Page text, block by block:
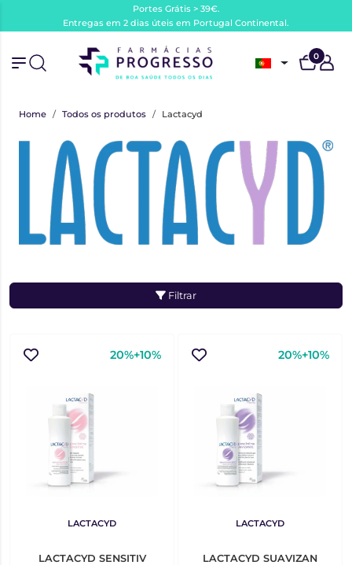
Portes Grátis > 39€.
Entregas em 2 dias úteis em Portugal Continental.
0
Home Todos os produtos Lactacyd
Filtrar
20%+10%
LACTACYD
LACTACYD SENSITIV
20%+10%
LACTACYD
LACTACYD SUAVIZAN